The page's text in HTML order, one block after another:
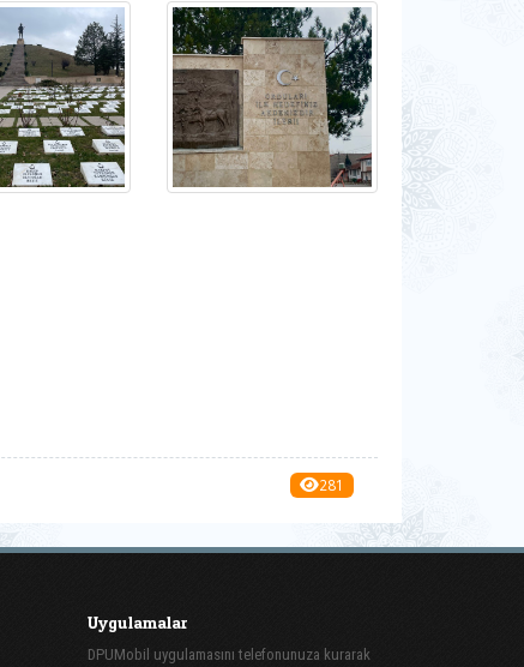
281
Uygulamalar
DPUMobil uygulamasını telefonunuza kurarak